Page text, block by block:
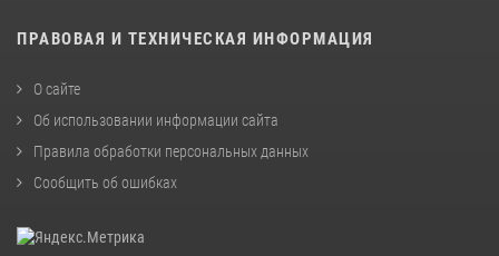
ПРАВОВАЯ И ТЕХНИЧЕСКАЯ ИНФОРМАЦИЯ
О сайте
Об использовании информации сайта
Правила обработки персональных данных
Сообщить об ошибках